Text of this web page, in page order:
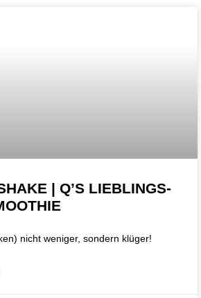
| Q’S LIEBLINGS-
nicht weniger, sondern klüger!